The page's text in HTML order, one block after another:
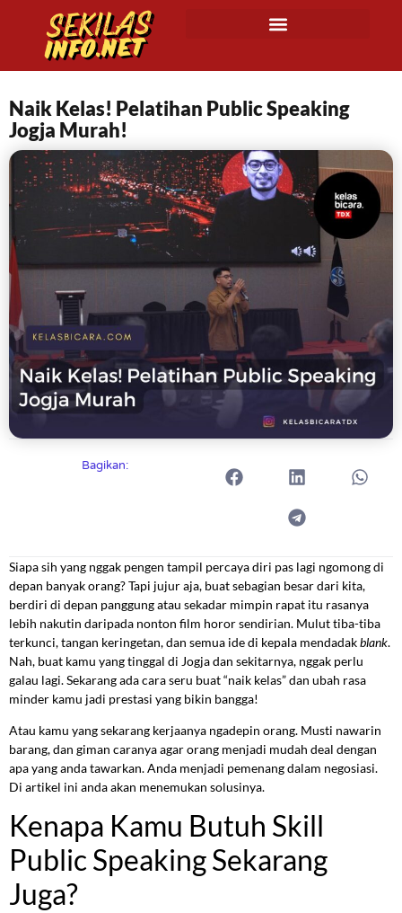
Naik Kelas! Pelatihan Public Speaking
Jogja Murah!
Bagikan:
Siapa sih yang nggak pengen tampil percaya diri pas lagi ngomong di
depan banyak orang? Tapi jujur aja, buat sebagian besar dari kita,
berdiri di depan panggung atau sekadar mimpin rapat itu rasanya
lebih nakutin daripada nonton film horor sendirian. Mulut tiba-tiba
terkunci, tangan keringetan, dan semua ide di kepala mendadakblank.
Nah, buat kamu yang tinggal di Jogja dan sekitarnya, nggak perlu
galau lagi. Sekarang ada cara seru buat “naik kelas” dan ubah rasa
minder kamu jadi prestasi yang bikin bangga!
Atau kamu yang sekarang kerjaanya ngadepin orang. Musti nawarin
barang, dan giman caranya agar orang menjadi mudah deal dengan
apa yang anda tawarkan. Anda menjadi pemenang dalam negosiasi.
Di artikel ini anda akan menemukan solusinya.
Kenapa Kamu Butuh Skill
Public Speaking Sekarang
Juga?